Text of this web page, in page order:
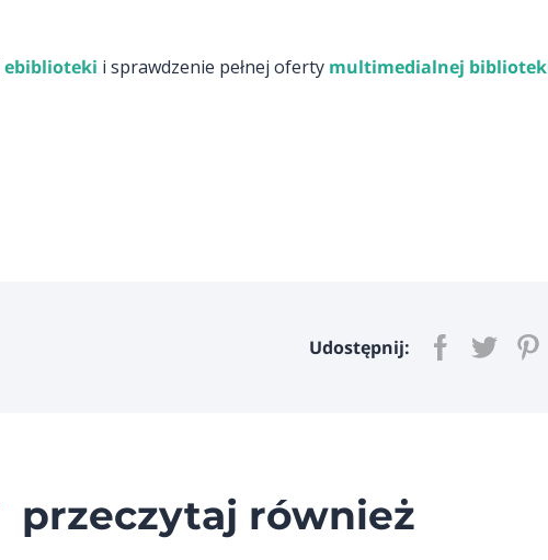
ebiblioteki i sprawdzenie pełnej oferty multimedialnej
Udostępnij:
przeczytaj również